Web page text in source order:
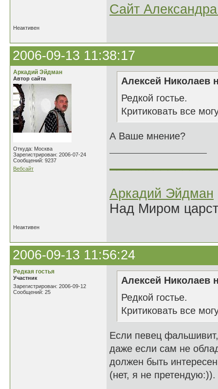
Сайт
Неактивен
2006-09-13 11:38:17
Аркадий Эйдман
Автор сайта
Откуда: Москва
Зарегистрирован: 2006-07-24
Сообщений: 9237
Вебсайт
Алексей Николаев
Редкой гостье.
Критиковать все
А Ваше мнение?
Аркадий Эйдман
Над Миром
Неактивен
2006-09-13 11:56:24
Редкая гостья
Участник
Зарегистрирован: 2006-09-12
Сообщений: 25
Алексей Николаев
Редкой гостье.
Критиковать все
Если певец
даже если сам не
должен быть
(нет, я не претендую:)).